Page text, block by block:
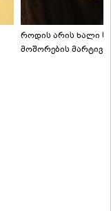
როდის არის ხალი
მოშორების